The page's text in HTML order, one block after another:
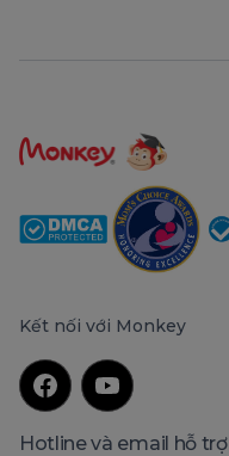
Kết nối với Monkey
Hotline và email hỗ trợ